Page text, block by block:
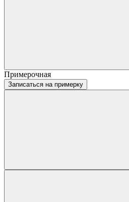
Примерочная
Записаться на примерку